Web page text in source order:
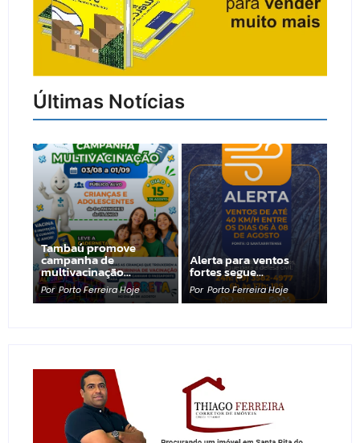
Últimas Notícias
Tambaú promove
campanha de
multivacinação…
Por Porto Ferreira Hoje
Alerta para ventos
fortes segue…
Por Porto Ferreira Hoje